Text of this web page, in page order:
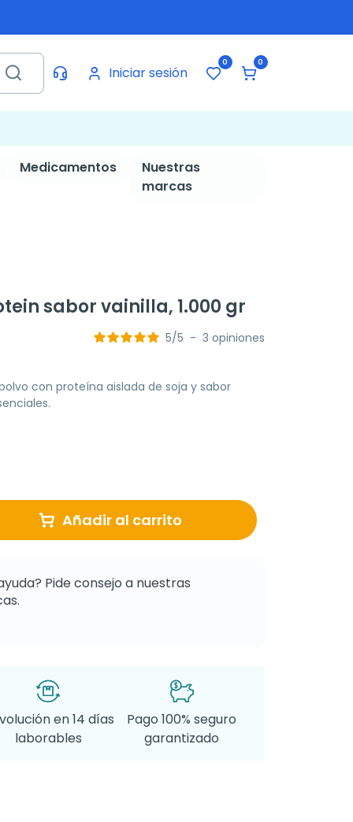
Iniciar sesión
0 0
Medicamentos
Nuestras
marcas
sabor vainilla, 1.000 gr
5/5 - 3 opiniones
con proteína aislada de soja y sabor
Añadir al carrito
Pide consejo a nuestras
en 14 días
laborables
Pago 100% seguro
garantizado